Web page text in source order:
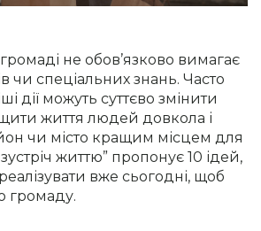
не обов’язково вимагає
чи спеціальних знань. Часто
дії можуть суттєво змінити
життя людей довкола і
чи місто кращим місцем для
життю” пропонує 10 ідей,
вже сьогодні, щоб
громаду.